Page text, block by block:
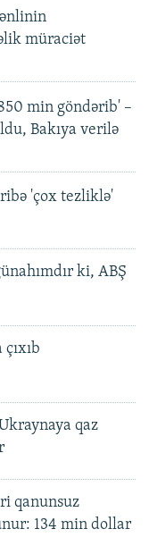
müraciət
min göndərib' –
Bakıya verilə
'çox tezliklə'
ki, ABŞ
qaz
qanunsuz
134 min dollar